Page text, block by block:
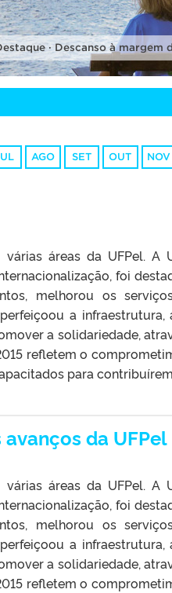
· Descanso à margem
AGO SET OUT NOV
áreas da UFPel. A
foi
melhorou os
a infraestrutura,
a solidariedade,
refletem o
para
da UFPel
áreas da UFPel. A
foi
melhorou os
a infraestrutura,
a solidariedade,
refletem o